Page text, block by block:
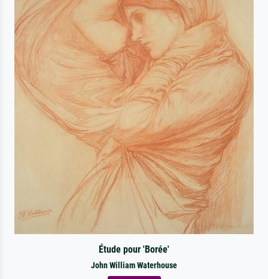
Étude pour 'Borée'
John William Waterhouse